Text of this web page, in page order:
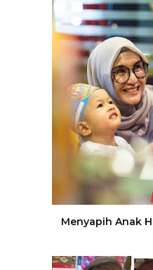
Menyapih Anak